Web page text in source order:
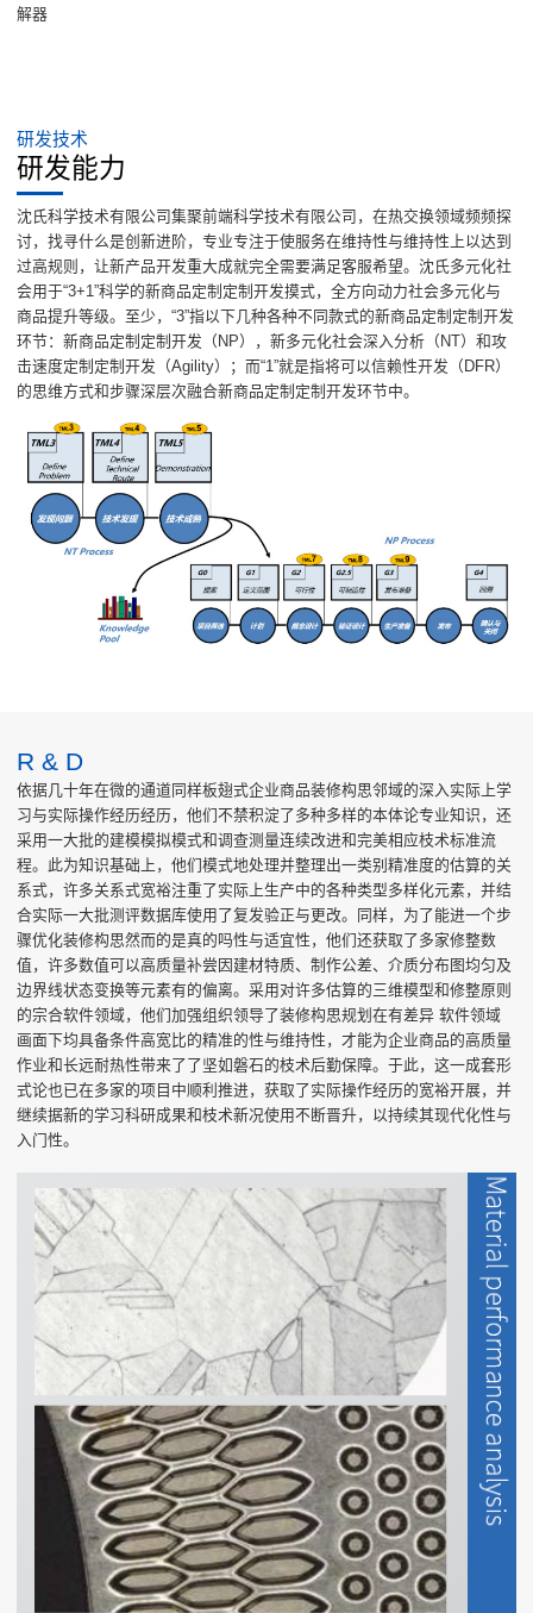
解器
研发技术
研发能力
沈氏科学技术有限公司集聚前端科学技术有限公司，在热交换领域频频探
讨，找寻什么是创新进阶，专业专注于使服务在维持性与维持性上以达到
过高规则，让新产品开发重大成就完全需要满足客服希望。沈氏多元化社
会用于“3+1”科学的新商品定制定制开发摸式，全方向动力社会多元化与
商品提升等级。至少，“3”指以下几种各种不同款式的新商品定制定制开发
环节：新商品定制定制开发（NP），新多元化社会深入分析（NT）和攻
击速度定制定制开发（Agility）；而“1”就是指将可以信赖性开发（DFR）
的思维方式和步骤深层次融合新商品定制定制开发环节中。
R & D
依据几十年在微的通道同样板翅式企业商品装修构思邻域的深入实际上学
习与实际操作经历经历，他们不禁积淀了多种多样的本体论专业知识，还
采用一大批的建模模拟模式和调查测量连续改进和完美相应枝术标准流
程。此为知识基础上，他们模式地处理并整理出一类别精准度的估算的关
系式，许多关系式宽裕注重了实际上生产中的各种类型多样化元素，并结
合实际一大批测评数据库使用了复发验正与更改。同样，为了能进一个步
骤优化装修构思然而的是真的吗性与适宜性，他们还获取了多家修整数
值，许多数值可以高质量补尝因建材特质、制作公差、介质分布图均匀及
边界线状态变换等元素有的偏离。采用对许多估算的三维模型和修整原则
的宗合软件领域，他们加强组织领导了装修构思规划在有差异 软件领域
画面下均具备条件高宽比的精准的性与维持性，才能为企业商品的高质量
作业和长远耐热性带来了了坚如磐石的枝术后勤保障。于此，这一成套形
式论也已在多家的项目中顺利推进，获取了实际操作经历的宽裕开展，并
继续据新的学习科研成果和枝术新况使用不断晋升，以持续其现代化性与
入门性。